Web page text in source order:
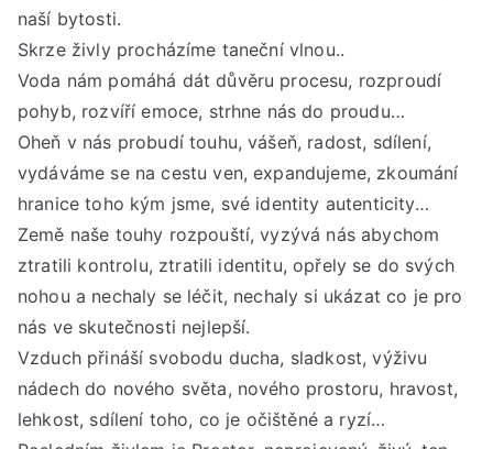
naší bytosti.
Skrze živly procházíme taneční vlnou..
Voda nám pomáhá dát důvěru procesu, rozproudí
pohyb, rozvíří emoce, strhne nás do proudu…
Oheň v nás probudí touhu, vášeň, radost, sdílení,
vydáváme se na cestu ven, expandujeme, zkoumání
hranice toho kým jsme, své identity autenticity…
Země naše touhy rozpouští, vyzývá nás abychom
ztratili kontrolu, ztratili identitu, opřely se do svých
nohou a nechaly se léčit, nechaly si ukázat co je pro
nás ve skutečnosti nejlepší.
Vzduch přináší svobodu ducha, sladkost, výživu
nádech do nového světa, nového prostoru, hravost,
lehkost, sdílení toho, co je očištěné a ryzí…